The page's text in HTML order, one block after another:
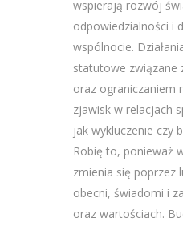
wspierają rozwój
odpowiedzialności i
wspólnocie.
statutowe związane
oraz ograniczaniem
zjawisk w relacjach
jak wykluczenie czy
Robię to, ponieważ
zmienia się poprzez
obecni, świadomi i
oraz wartościach.